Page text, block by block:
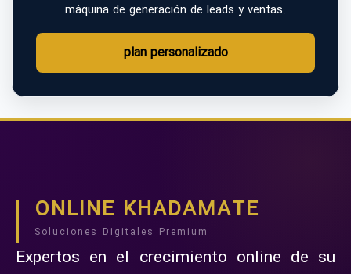
máquina de generación de leads y ventas.
plan personalizado
ONLINE KHADAMATE
Soluciones Digitales Premium
Expertos en el crecimiento online de su